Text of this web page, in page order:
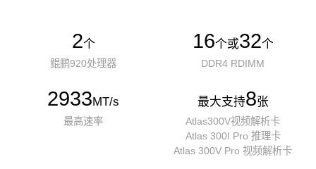
2个
鲲鹏920处理器
16个或32个
DDR4 RDIMM
2933MT/s
最高速率
最大支持8张
Atlas300V视频解析卡
Atlas 300I Pro 推理卡
Atlas 300V Pro 视频解析卡